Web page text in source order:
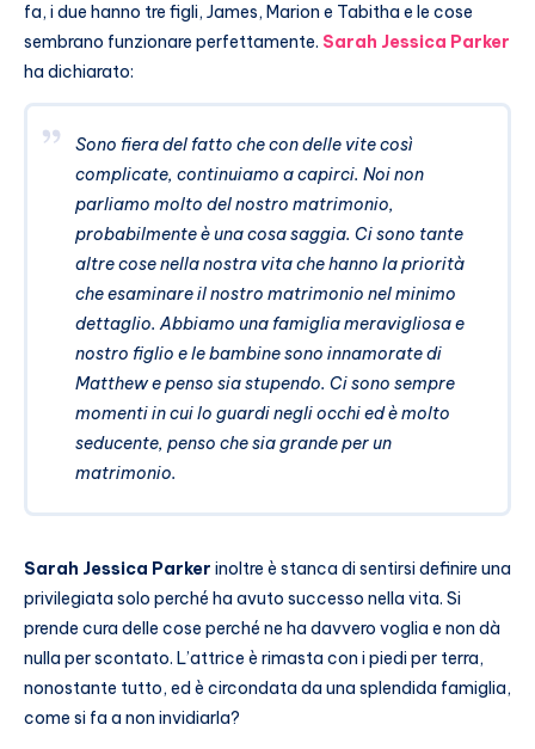
fa, i due hanno tre figli, James, Marion e Tabitha e le cose
sembrano funzionare perfettamente. Sarah Jessica Parker
ha dichiarato:
Sono fiera del fatto che con delle vite così
complicate, continuiamo a capirci. Noi non
parliamo molto del nostro matrimonio,
probabilmente è una cosa saggia. Ci sono tante
altre cose nella nostra vita che hanno la priorità
che esaminare il nostro matrimonio nel minimo
dettaglio. Abbiamo una famiglia meravigliosa e
nostro figlio e le bambine sono innamorate di
Matthew e penso sia stupendo. Ci sono sempre
momenti in cui lo guardi negli occhi ed è molto
seducente, penso che sia grande per un
matrimonio.
Sarah Jessica Parker inoltre è stanca di sentirsi definire una
privilegiata solo perché ha avuto successo nella vita. Si
prende cura delle cose perché ne ha davvero voglia e non dà
nulla per scontato. L’attrice è rimasta con i piedi per terra,
nonostante tutto, ed è circondata da una splendida famiglia,
come si fa a non invidiarla?